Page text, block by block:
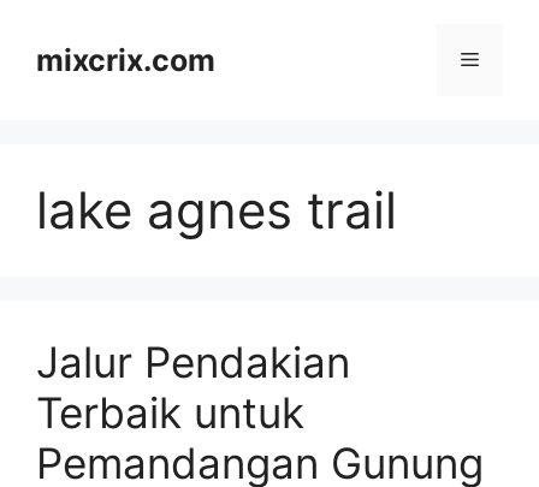
contentmixcrix.com Menu
lake agnes trail
Jalur Pendakian
Terbaik untuk
Pemandangan Gunung